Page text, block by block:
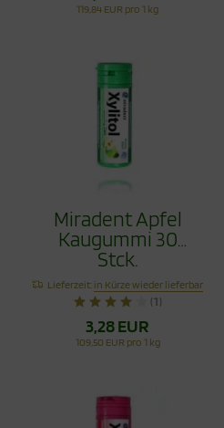
119,84 EUR pro 1 kg
Miradent Apfel
Kaugummi 30
Stck.
Lieferzeit: in Kürze wieder lieferbar
(1)
3,28 EUR
109,50 EUR pro 1 kg